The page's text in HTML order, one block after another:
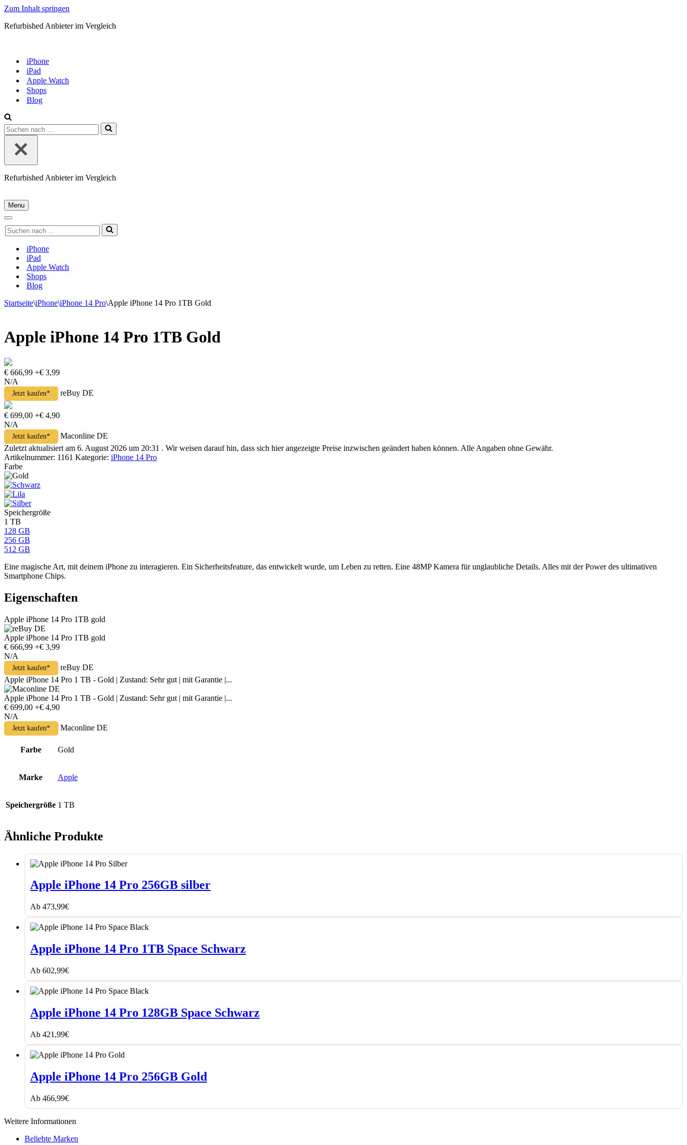
Zum Inhalt springen
Refurbished Anbieter im Vergleich
iPhone
iPad
Apple Watch
Shops
Blog
Suchen
nach …
Refurbished Anbieter im Vergleich
Menu
Navigationsmenü
Navigationsmenü
Suchen
nach …
iPhone
iPad
Apple Watch
Shops
Blog
Startseite\iPhone\iPhone 14 Pro\Apple iPhone 14 Pro 1TB Gold
Apple iPhone 14 Pro 1TB Gold
€ 666,99 +€ 3,99
N/A
Jetzt kaufen* reBuy DE
€ 699,00 +€ 4,90
N/A
Jetzt kaufen*
Maconline DE
Zuletzt aktualisiert am 6. August 2026 um 20:31 . Wir weisen darauf hin, dass sich hier angezeigte Preise inzwischen geändert haben können. Alle Angaben ohne Gewähr.
Artikelnummer: 1161 Kategorie: iPhone 14 Pro
Farbe
Speichergröße
1 TB
128 GB
256 GB
512 GB
Eine magische Art, mit deinem iPhone zu interagieren. Ein Sicherheitsfeature, das entwickelt wurde, um Leben zu retten. Eine 48MP Kamera für unglaubliche Details. Alles mit der Power des ultimativen
Smartphone Chips.
Eigenschaften
Apple iPhone 14 Pro 1TB gold
Apple iPhone 14 Pro 1TB gold
€ 666,99 +€ 3,99
N/A
Jetzt kaufen*
reBuy DE
Apple iPhone 14 Pro 1 TB - Gold | Zustand: Sehr gut | mit Garantie |...
Apple iPhone 14 Pro 1 TB - Gold | Zustand: Sehr gut | mit Garantie |...
€ 699,00 +€ 4,90
N/A
Jetzt kaufen* Maconline DE
Farbe Gold
Marke Apple
Speichergröße 1 TB
Ähnliche Produkte
iPhone
14
256GB
silber
Apple iPhone 14 Pro 256GB silber
Ab 473,99€
iPhone
14
1TB
Space
Schwarz
Apple iPhone 14 Pro 1TB Space Schwarz
Ab 602,99€
iPhone
14
128GB
Space
Schwarz
Apple iPhone 14 Pro 128GB Space Schwarz
Ab 421,99€
iPhone
14
256GB
Gold
Apple iPhone 14 Pro 256GB Gold
Ab 466,99€
Weitere Informationen
Beliebte Marken